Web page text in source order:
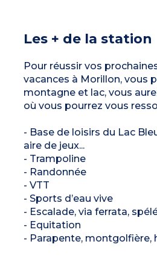
Les + de la station
Pour réussir vos
vacances à Morillon, vous
montagne et lac, vous
où vous pourrez vous
- Base de loisirs du Lac
aire de jeux...
- Trampoline
- Randonnée
- VTT
- Sports d’eau vive
- Escalade, via ferrata,
- Equitation
- Parapente, montgolfière,